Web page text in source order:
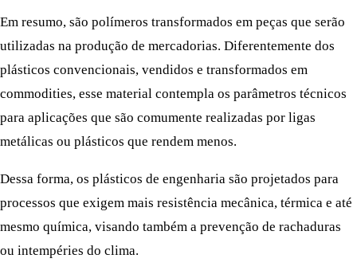
Em resumo, são polímeros transformados em peças que serão
utilizadas na produção de mercadorias. Diferentemente dos
plásticos convencionais, vendidos e transformados em
commodities, esse material contempla os parâmetros técnicos
para aplicações que são comumente realizadas por ligas
metálicas ou plásticos que rendem menos.
Dessa forma, os plásticos de engenharia são projetados para
processos que exigem mais resistência mecânica, térmica e até
mesmo química, visando também a prevenção de rachaduras
ou intempéries do clima.